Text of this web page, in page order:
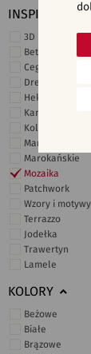
INSPIRACJE
3D i struktury
Beton
Cegiełki
Drewno
Heksagonalne
Kamień
Kolor
Marmur
Marokańskie
Mozaika
Patchwork
Wzory i motywy
Terrazzo
Jodełka
Trawertyn
Lamele
KOLORY
Beżowe
Białe
Brązowe